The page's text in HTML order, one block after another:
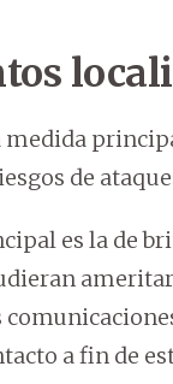
de
es la de
a fin de